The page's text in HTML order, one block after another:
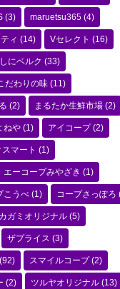
(3) maruetsu365 (4)
ィ (14) Vセレクト (16)
にベルク (33)
だわりの味 (11)
(2) まるたか生鮮市場 (2)
ねや (1) アイコープ(2)
マート (1)
エーコープみやざき (1)
こうべ (1) コープさっぽろ
ガミオリジナル (5)
ザプライス (3)
(92) スマイルコープ(2)
(2) ツルヤオリジナル (13)